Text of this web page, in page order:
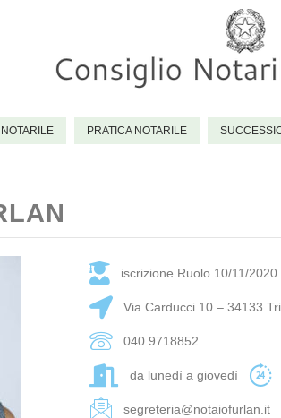
PRATICA NOTARILE
iscrizione Ruolo 10/11/
Via Carducci 10 – 34133
040 9718852
da lunedì a giovedì
segreteria@notaiofurlan.it